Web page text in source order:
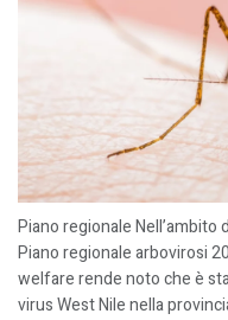
Piano regionale
Piano regionale arbovirosi
welfare rende noto che è
virus West Nile nella